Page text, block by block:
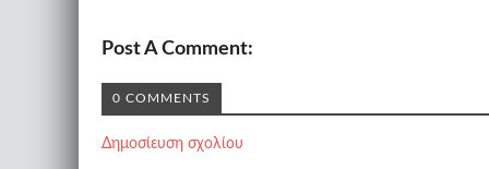
Post A Comment:
0 COMMENTS
Δημοσίευση σχολίου